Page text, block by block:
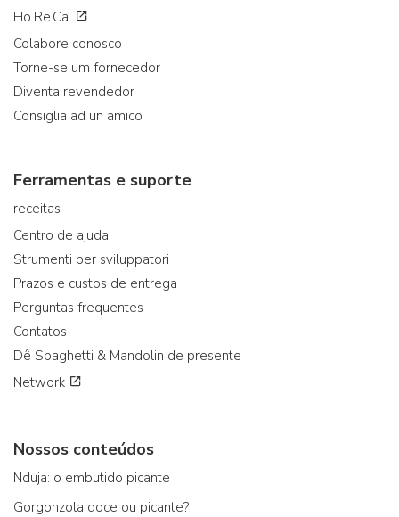
Ho.Re.Ca.
Colabore conosco
Torne-se um fornecedor
Diventa revendedor
Consiglia ad un amico
Ferramentas e suporte
receitas
Centro de ajuda
Strumenti per sviluppatori
Prazos e custos de entrega
Perguntas frequentes
Contatos
Dê Spaghetti & Mandolin de presente
Network
Nossos conteúdos
Nduja: o embutido picante
Gorgonzola doce ou picante?